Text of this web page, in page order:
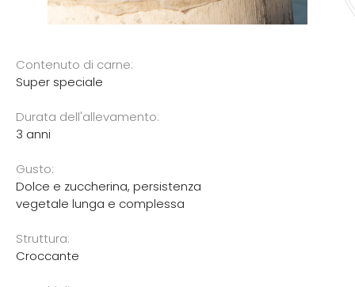
Contenuto di carne:
Super speciale
Durata dell'allevamento:
3 anni
Gusto:
Dolce e zuccherina, persistenza
vegetale lunga e complessa
Struttura:
Croccante